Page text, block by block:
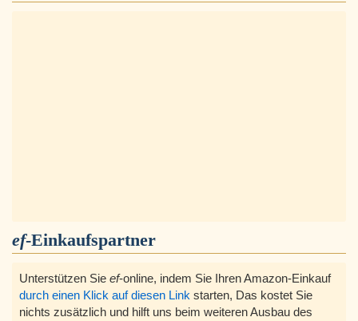
ef-Einkaufspartner
Unterstützen Sie ef-online, indem Sie Ihren Amazon-Einkauf
durch einen Klick auf diesen Link starten, Das kostet Sie
nichts zusätzlich und hilft uns beim weiteren Ausbau des